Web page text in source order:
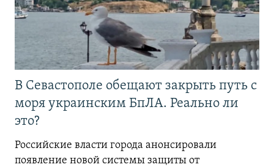
В Севастополе обещают закрыть путь с
моря украинским БпЛА. Реально ли
это?
Российские власти города анонсировали
появление новой системы защиты от